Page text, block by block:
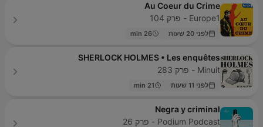
Au Coeur du Crime
Europe1 - פרק 104
לפני 20 שעות 26 min
SHERLOCK HOLMES • Les enquêtes
Minuit - פרק 283
לפני 11 שעות 21 min
Negra y criminal
Podium Podcast - פרק 26